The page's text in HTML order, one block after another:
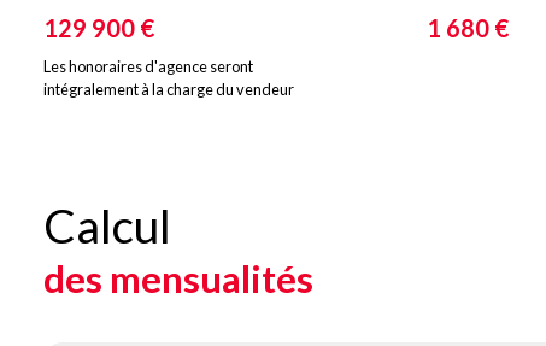
129 900 €
Les honoraires d'agence seront
intégralement à la charge du vendeur
1 680 €
Calcul
des mensualités